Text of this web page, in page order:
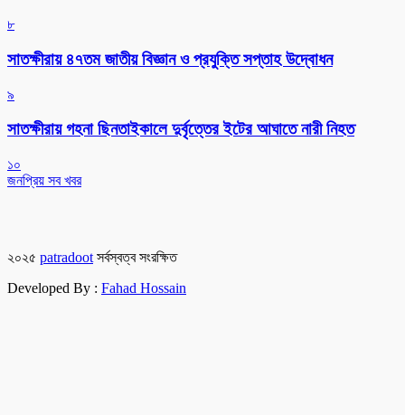
৮
সাতক্ষীরায় ৪৭তম জাতীয় বিজ্ঞান ও প্রযুক্তি সপ্তাহ উদ্বোধন
৯
সাতক্ষীরায় গহনা ছিনতাইকালে দুর্বৃত্তের ইটের আঘাতে নারী নিহত
১০
জনপ্রিয় সব খবর
২০২৫ patradoot সর্বস্বত্ব সংরক্ষিত
Developed By : Fahad Hossain